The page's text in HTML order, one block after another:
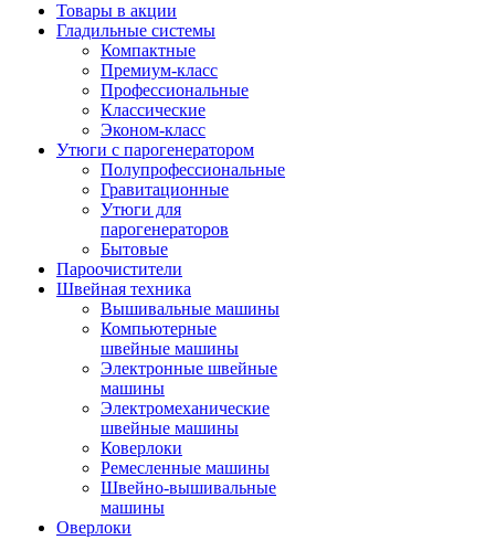
Товары в акции
Гладильные системы
Компактные
Премиум-класс
Профессиональные
Классические
Эконом-класс
Утюги с парогенератором
Полупрофессиональные
Гравитационные
Утюги для
парогенераторов
Бытовые
Пароочистители
Швейная техника
Вышивальные машины
Компьютерные
швейные машины
Электронные швейные
машины
Электромеханические
швейные машины
Коверлоки
Ремесленные машины
Швейно-вышивальные
машины
Оверлоки